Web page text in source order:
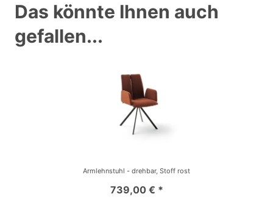
Das könnte Ihnen auch
gefallen...
Armlehnstuhl - drehbar, Stoff rost
739,00 € *